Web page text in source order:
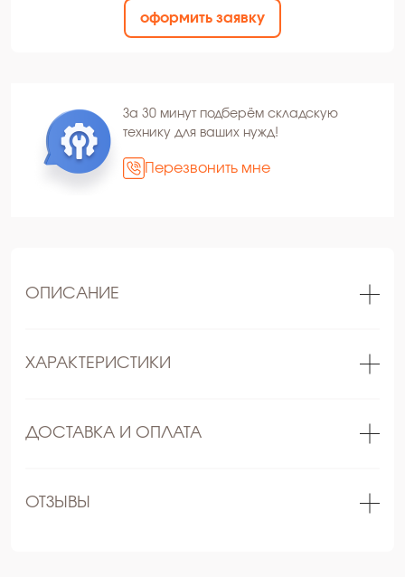
оформить заявку
За 30 минут подберём складскую
технику для ваших нужд!
Перезвонить мне
ОПИСАНИЕ
ХАРАКТЕРИСТИКИ
ДОСТАВКА И ОПЛАТА
ОТЗЫВЫ